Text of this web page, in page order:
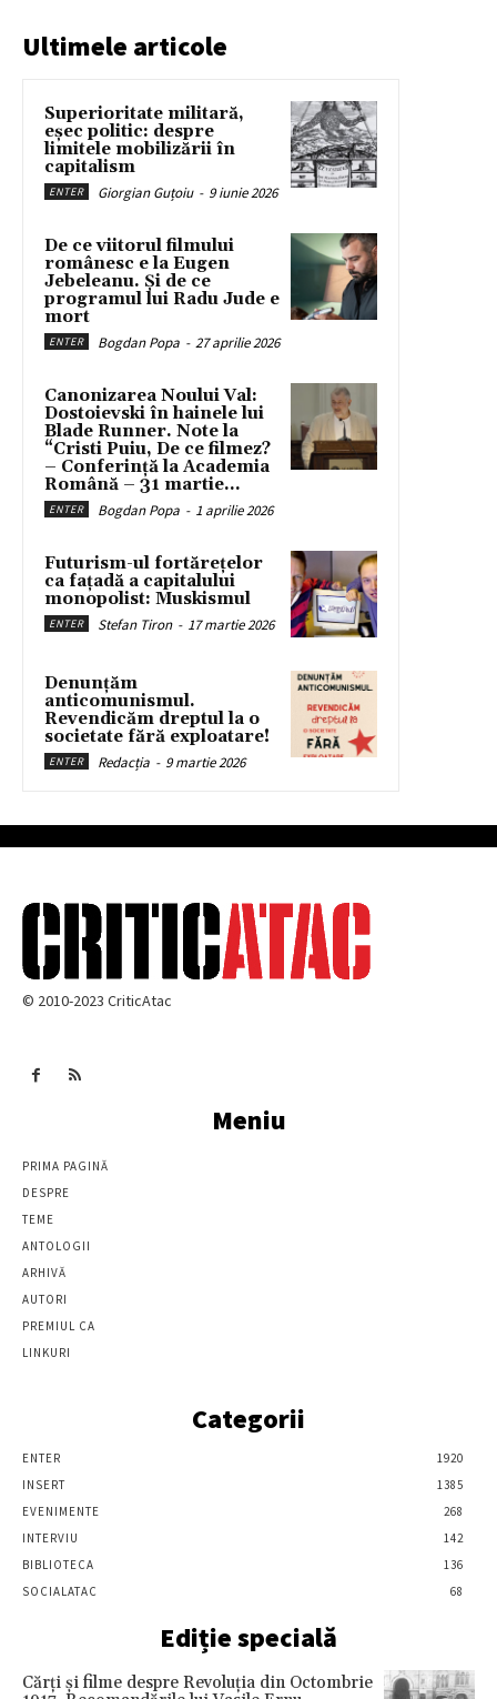
Ultimele articole
Superioritate militară,
eșec politic: despre
limitele mobilizării în
capitalism
ENTER Giorgian Guțoiu - 9 iunie 2026
De ce viitorul filmului
românesc e la Eugen
Jebeleanu. Și de ce
programul lui Radu Jude e
mort
ENTER Bogdan Popa - 27 aprilie 2026
Canonizarea Noului Val:
Dostoievski în hainele lui
Blade Runner. Note la
“Cristi Puiu, De ce filmez?
– Conferință la Academia
Română – 31 martie...
ENTER Bogdan Popa - 1 aprilie 2026
Futurism-ul fortărețelor
ca fațadă a capitalului
monopolist: Muskismul
ENTER Stefan Tiron - 17 martie 2026
Denunțăm
anticomunismul.
Revendicăm dreptul la o
societate fără exploatare!
ENTER Redacția - 9 martie 2026
© 2010-2023 CriticAtac
Meniu
PRIMA PAGINĂ
DESPRE
TEME
ANTOLOGII
ARHIVĂ
AUTORI
PREMIUL CA
LINKURI
Categorii
ENTER
1920
INSERT
1385
EVENIMENTE
268
INTERVIU
142
BIBLIOTECA
136
SOCIALATAC
68
Ediție specială
Cărţi şi filme despre Revoluţia din Octombrie